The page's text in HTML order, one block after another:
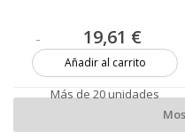
19,61 €
Añadir al carrito
Más de 20 unidades